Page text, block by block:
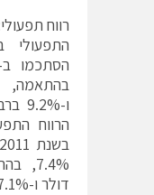
רווח
הרווח
דולר ו-7.1% בשנת 2010.